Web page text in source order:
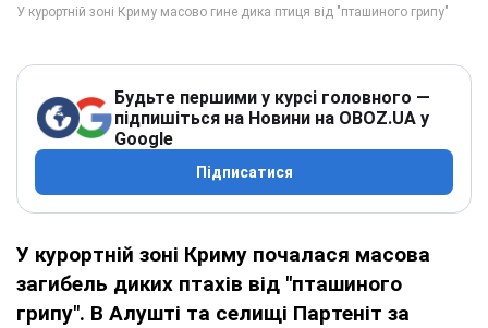
Будьте першими у курсі головного —
підпишіться на Новини на OBOZ.UA у
Google
Підписатися
У курортній зоні Криму почалася масова
загибель диких птахів від "пташиного
грипу". В Алушті та селищі Партеніт за